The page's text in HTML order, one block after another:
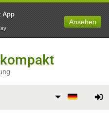
App
Ansehen
kompakt